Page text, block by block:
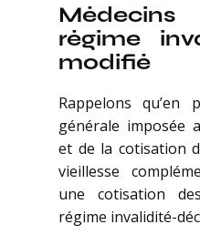
régime
modifié
Rappelons
générale imposée
et de la cotisation
vieillesse
une cotisation
régime invalidité-